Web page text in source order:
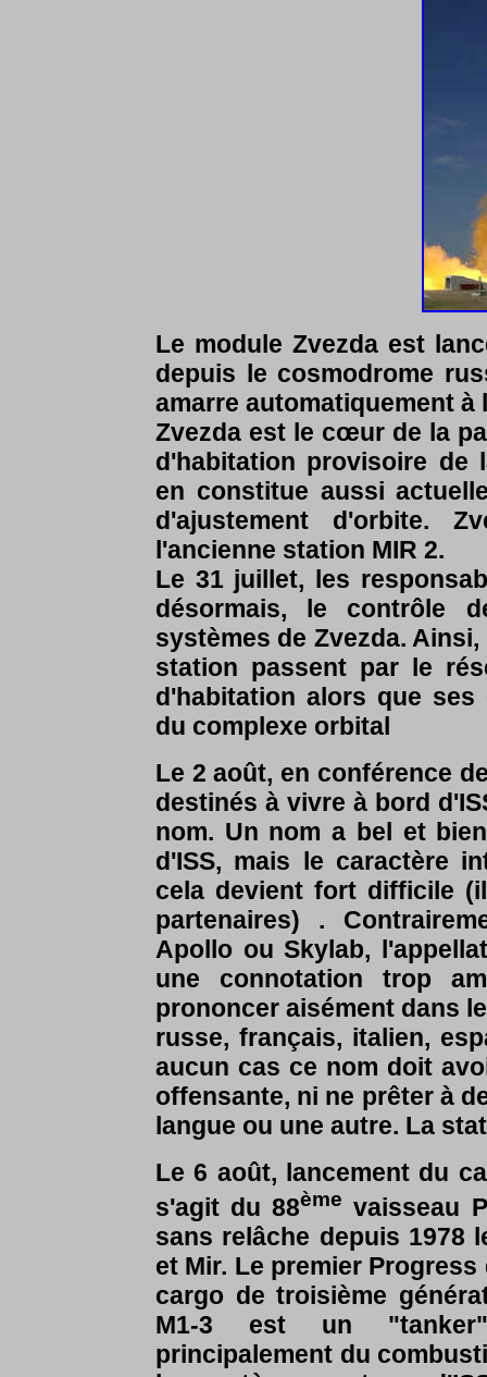
Le module Zvezda est
depuis le cosmodrome
amarre automatiquement
Zvezda est le cœur de la
d'habitation provisoire de
en constitue aussi
d'ajustement d'orbite.
l'ancienne station MIR 2.
Le 31 juillet, les
désormais, le contrôle
systèmes de Zvezda.
station passent par le
d'habitation alors que
du complexe orbital
Le 2 août, en conférence
destinés à vivre à bord
nom. Un nom a bel et
d'ISS, mais le caractère
cela devient fort difficile
partenaires) .
Apollo ou Skylab,
une connotation trop
prononcer aisément dans
russe, français, italien,
aucun cas ce nom doit
offensante, ni ne prêter à
langue ou une autre. La
Le 6 août, lancement du
s'agit du 88ème vaisseau
sans relâche depuis 1978
et Mir. Le premier
cargo de troisième
M1-3 est un
principalement du